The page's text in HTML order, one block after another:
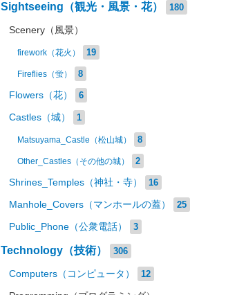
Sightseeing（観光・風景・花） 180
Scenery（風景）
firework（花火） 19
Fireflies（蛍） 8
Flowers（花） 6
Castles（城） 1
Matsuyama_Castle（松山城） 8
Other_Castles（その他の城） 2
Shrines_Temples（神社・寺） 16
Manhole_Covers（マンホールの蓋） 25
Public_Phone（公衆電話） 3
Technology（技術） 306
Computers（コンピュータ） 12